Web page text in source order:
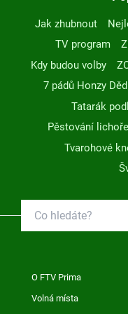
Jak zhubnout
TV program
Kdy budou volby
7 pádů Honzy
Tatarák
Pěstování
Tvarohové
O FTV Prima
Volná místa